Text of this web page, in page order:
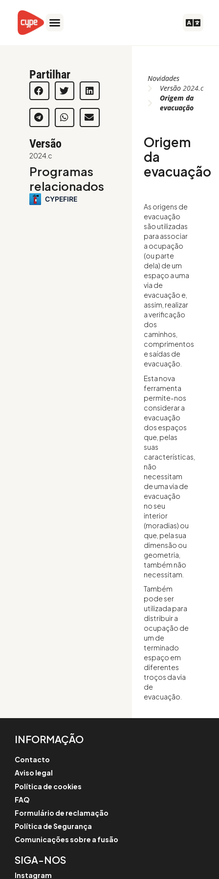
content
Partilhar
Versão
2024.c
Programas
relacionados
CYPEFIRE
Novidades
Versão2024.c
Origem da
evacuação
Origem
da
evacuação
As origens de
evacuação
são utilizadas
para associar
a ocupação
(ou parte
dela) de um
espaço a uma
via de
evacuação e,
assim, realizar
a verificação
dos
caminhos,
comprimentos
e saídas de
evacuação.
Esta nova
ferramenta
permite-nos
considerar a
evacuação
dos espaços
que, pelas
suas
características,
não
necessitam
de uma via de
evacuação
no seu
interior
(moradias) ou
que, pela sua
dimensão ou
geometria,
também não
necessitam.
Também
pode ser
utilizada para
distribuir a
ocupação de
um de
terminado
espaço em
diferentes
troços da via
de
evacuação.
INFORMAÇÃO
Contacto
Aviso legal
Política de cookies
FAQ
Formulário de reclamação
Política de Segurança
Comunicações sobre a fusão
SIGA-NOS
Instagram